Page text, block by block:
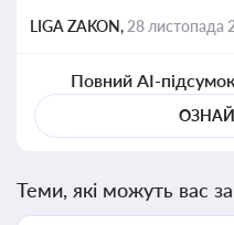
LIGA ZAKON, 28 листопада
Повний AI-
Теми, які можуть вас